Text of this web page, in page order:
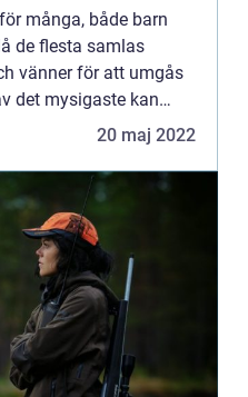
många, både barn
de flesta samlas
vänner för att umgås
det mysigaste kan
leder fram till20 maj 2022